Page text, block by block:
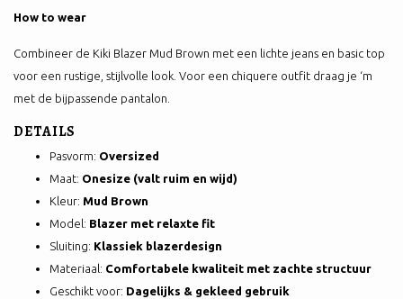
How to wear
Combineer de Kiki Blazer Mud Brown met een lichte jeans en basic top
voor een rustige, stijlvolle look. Voor een chiquere outfit draag je ‘m
met de bijpassende pantalon.
DETAILS
Pasvorm: Oversized
Maat: Onesize (valt ruim en wijd)
Kleur: Mud Brown
Model: Blazer met relaxte fit
Sluiting: Klassiek blazerdesign
Materiaal: Comfortabele kwaliteit met zachte structuur
Geschikt voor: Dagelijks & gekleed gebruik